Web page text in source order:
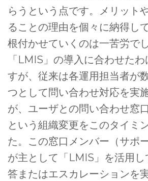
らうという点です。メリット
ることの理由を個々に納得し
根付かせていくのは一苦労で
「LMIS」の導入に合わせた
すが、従来は各運用担当者が
つとして問い合わせ対応を実
が、ユーザとの問い合わせ窓
という組織変更をこのタイミ
た。この窓口メンバー（サポ
が主として「LMIS」を活用し
答またはエスカレーションを